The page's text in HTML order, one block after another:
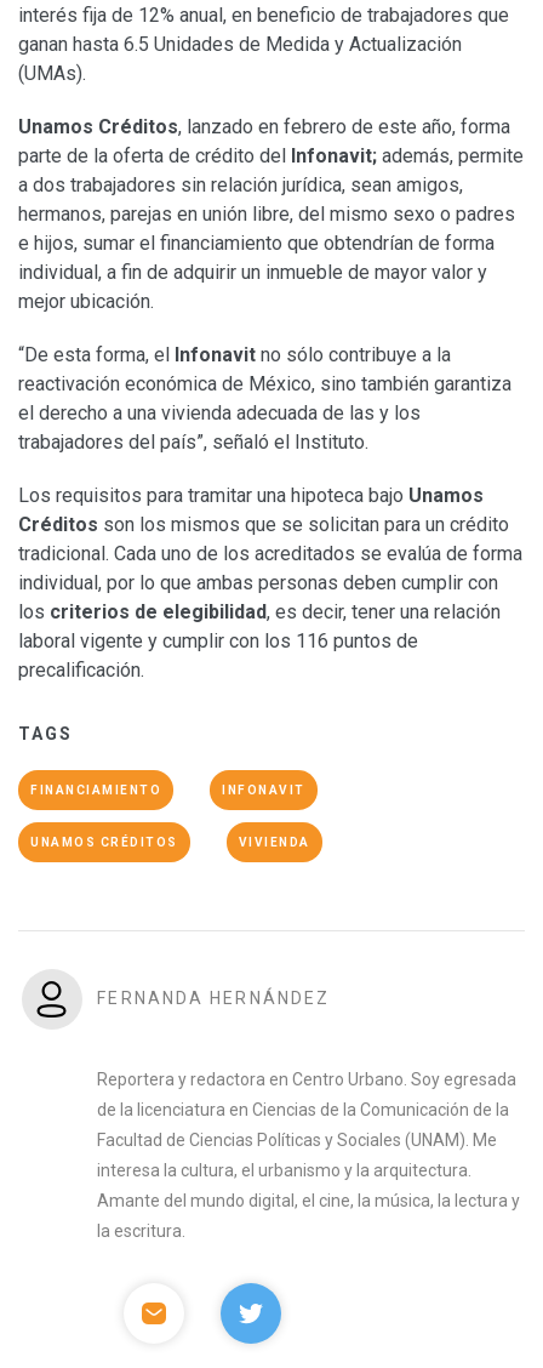
interés fija de 12% anual, en beneficio de trabajadores que
ganan hasta 6.5 Unidades de Medida y Actualización
(UMAs).
Unamos Créditos, lanzado en febrero de este año, forma
parte de la oferta de crédito del Infonavit; además, permite
a dos trabajadores sin relación jurídica, sean amigos,
hermanos, parejas en unión libre, del mismo sexo o padres
e hijos, sumar el financiamiento que obtendrían de forma
individual, a fin de adquirir un inmueble de mayor valor y
mejor ubicación.
“De esta forma, el Infonavit no sólo contribuye a la
reactivación económica de México, sino también garantiza
el derecho a una vivienda adecuada de las y los
trabajadores del país”, señaló el Instituto.
Los requisitos para tramitar una hipoteca bajo Unamos
Créditos son los mismos que se solicitan para un crédito
tradicional. Cada uno de los acreditados se evalúa de forma
individual, por lo que ambas personas deben cumplir con
los criterios de elegibilidad, es decir, tener una relación
laboral vigente y cumplir con los 116 puntos de
precalificación.
TAGS
FINANCIAMIENTO INFONAVIT
UNAMOS CRÉDITOS VIVIENDA
FERNANDA HERNÁNDEZ
Reportera y redactora en Centro Urbano. Soy egresada
de la licenciatura en Ciencias de la Comunicación de la
Facultad de Ciencias Políticas y Sociales (UNAM). Me
interesa la cultura, el urbanismo y la arquitectura.
Amante del mundo digital, el cine, la música, la lectura y
la escritura.